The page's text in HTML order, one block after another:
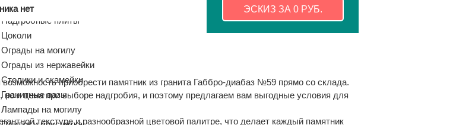
Цветники
Надгробные плиты
Цоколи
Ограды на могилу
Ограды из нержавейки
Столики и скамейки
Гранитные вазы
Лампады на могилу
нет ЭСКИЗ ЗА 0 РУБ.
приобрести памятник из гранита Габбро-диабаз №59 прямо со склада.
и цена при выборе надгробия, и поэтому предлагаем вам выгодные условия для
текстуре и разнообразной цветовой палитре, что делает каждый памятник